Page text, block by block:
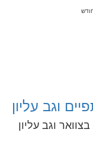
וגב עליון
וגב עליון